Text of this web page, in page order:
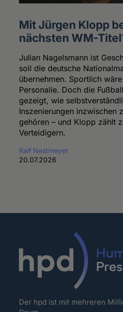
Mit Jürgen Klopp
nächsten WM-
Julian Nagelsmann ist
soll die deutsche
übernehmen. Sportlich
Personalie. Doch die
gezeigt, wie
Inszenierungen inzwischen
gehören – und Klopp zählt
Verteidigern.
Ralf Nestmeyer
20.07.2026
Der hpd ist mit mehreren